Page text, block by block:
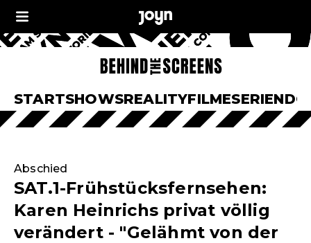
STARTSHOWSREALITYFILMESERIEN
Abschied
SAT.1-Frühstücksfernsehen:
Karen Heinrichs privat völlig
verändert - "Gelähmt von der